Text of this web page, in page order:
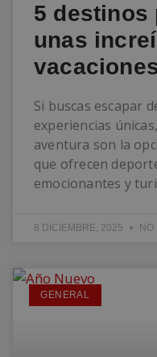
5 destinos
unas
Si buscas escapar
experiencias
aventura son la
que ofrecen
emocionantes y
8 DICIEMBRE, 2025 NO
GENERAL